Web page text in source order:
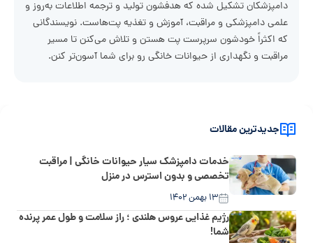
دامپزشکان تشکیل شده که هدفشون تولید و ترجمه اطلاعات به‌روز و
علمی دامپزشکی و مراقبت، آموزش و تغذیه پت‌هاست. نویسندگانی
که اکثراً خودشون سرپرست پت هستن و تلاش می‌کنن تا مسیر
مراقبت و نگهداری از حیوانات خانگی رو برای شما آسون‌تر کنن.
جدیدترین مقالات
خدمات دامپزشک سیار حیوانات خانگی | مراقبت
تخصصی و بدون استرس در منزل
۱۳ بهمن ۱۴۰۲
رژیم غذایی عروس هلندی ؛ راز سلامت و طول عمر پرنده
شما!